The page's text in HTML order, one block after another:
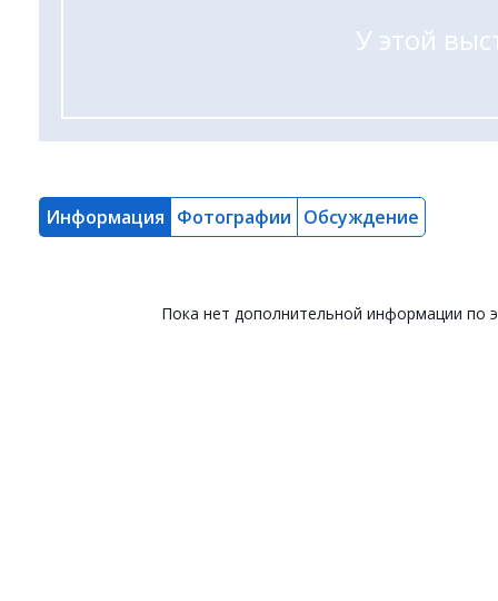
У этой
Информация Фотографии Обсуждение
Пока нет дополнительной информации по